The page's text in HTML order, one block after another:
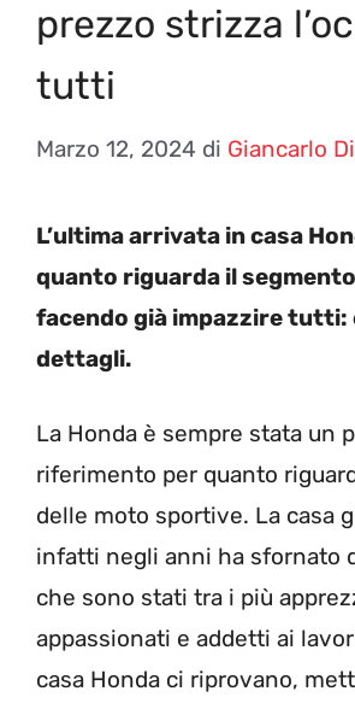
prezzo strizza
tutti
Marzo 12, 2024 di Giancarlo
L’ultima arrivata in casa
quanto riguarda il
facendo già impazzire tutti:
dettagli.
La Honda è sempre stata un
riferimento per quanto
delle moto sportive. La casa
infatti negli anni ha sfornato
che sono stati tra i più
appassionati e addetti ai
casa Honda ci riprovano,